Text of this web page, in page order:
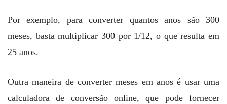
Por exemplo, para converter quantos anos são 300
meses, basta multiplicar 300 por 1/12, o que resulta em
25 anos.
Outra maneira de converter meses em anos é usar uma
calculadora de conversão online, que pode fornecer